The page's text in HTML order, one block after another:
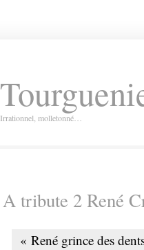
Irrationnel, molletonné…
A tribute 2 René
« René grince des